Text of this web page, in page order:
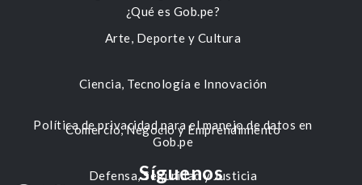
Arte, Deporte y Cultura
Ciencia, Tecnología e Innovación
Comercio, Negocio y Emprendimiento
Defensa, Seguridad y Justicia
¿Qué es Gob.pe?
Política de privacidad para el manejo de datos en
Gob.pe
Síguenos